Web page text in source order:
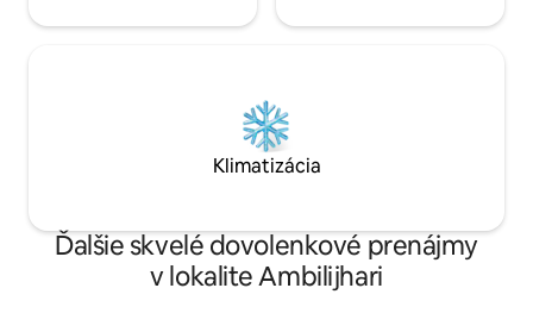
Klimatizácia
Ďalšie skvelé dovolenkové prenájmy
v lokalite Ambilijhari